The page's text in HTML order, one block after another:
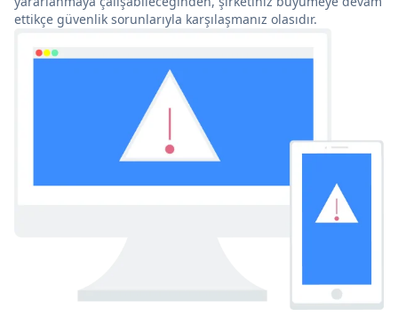
ettikçe güvenlik sorunlarıyla karşılaşmanız olasıdır.